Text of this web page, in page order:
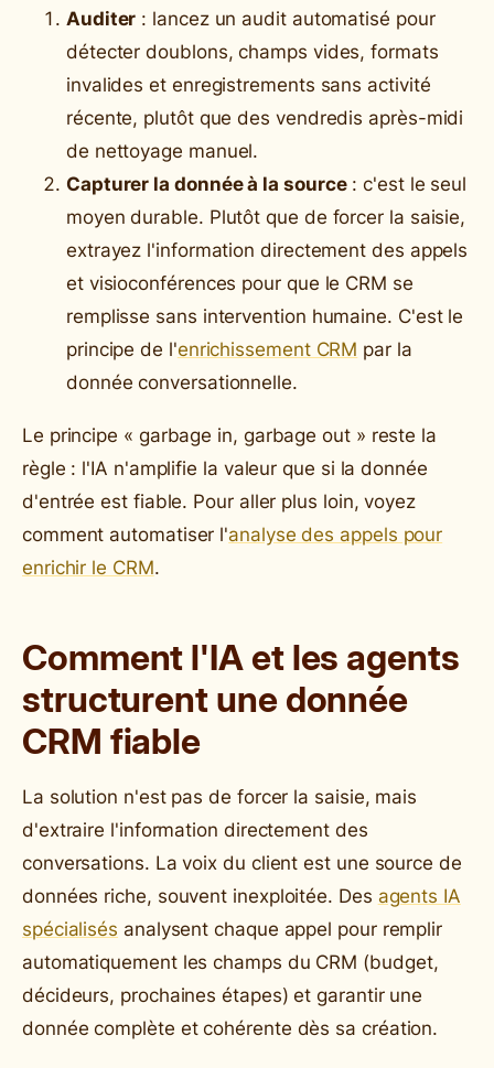
Auditer : lancez un audit automatisé pour
détecter doublons, champs vides, formats
invalides et enregistrements sans activité
récente, plutôt que des vendredis après-midi
de nettoyage manuel.
Capturer la donnée à la source: c'est le seul
moyen durable. Plutôt que de forcer la saisie,
extrayez l'information directement des appels
et visioconférences pour que le CRM se
remplisse sans intervention humaine. C'est le
principe de l'enrichissement CRM par la
donnée conversationnelle.
Le principe « garbage in, garbage out » reste la
règle : l'IA n'amplifie la valeur que si la donnée
d'entrée est fiable. Pour aller plus loin, voyez
comment automatiser l'analyse des appels pour
enrichir le CRM.
Comment l'IA et les agents
structurent une donnée
CRM fiable
La solution n'est pas de forcer la saisie, mais
d'extraire l'information directement des
conversations. La voix du client est une source de
données riche, souvent inexploitée. Des agents IA
spécialisés analysent chaque appel pour remplir
automatiquement les champs du CRM (budget,
décideurs, prochaines étapes) et garantir une
donnée complète et cohérente dès sa création.